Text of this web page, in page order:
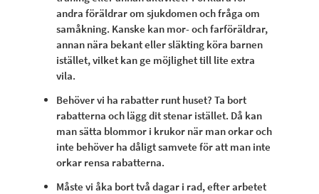
andra föräldrar om sjukdomen och fråga om
samåkning. Kanske kan mor- och farföräldrar,
annan nära bekant eller släkting köra barnen
istället, vilket kan ge möjlighet till lite extra
vila.
Behöver vi ha rabatter runt huset? Ta bort
rabatterna och lägg dit stenar istället. Då kan
man sätta blommor i krukor när man orkar och
inte behöver ha dåligt samvete för att man inte
orkar rensa rabatterna.
Måste vi åka bort två dagar i rad, efter arbetet